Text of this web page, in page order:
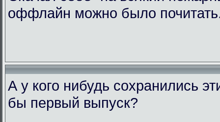
оффлайн можно было
А у кого нибудь сохранились
бы первый выпуск?